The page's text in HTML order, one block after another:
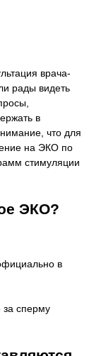
врача-
рады видеть
в
что для
на ЭКО по
стимуляции
ЭКО?
в
за сперму